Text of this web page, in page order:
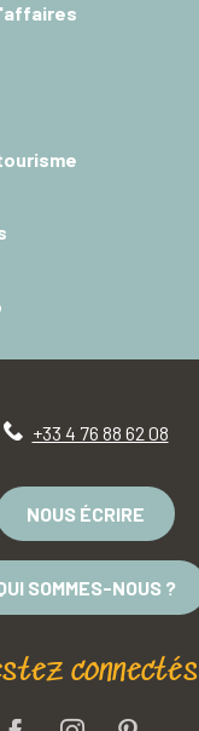
+33 4 76 88 62 08
NOUS ÉCRIRE
SOMMES-NOUS ?
connectés